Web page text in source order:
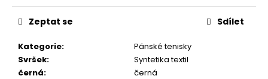
Kategorie:
Pánské tenisky
Svršek:
Syntetika textil
černá:
černá
Zeptat se Sdílet
m
e
PRIMIGI
2411200